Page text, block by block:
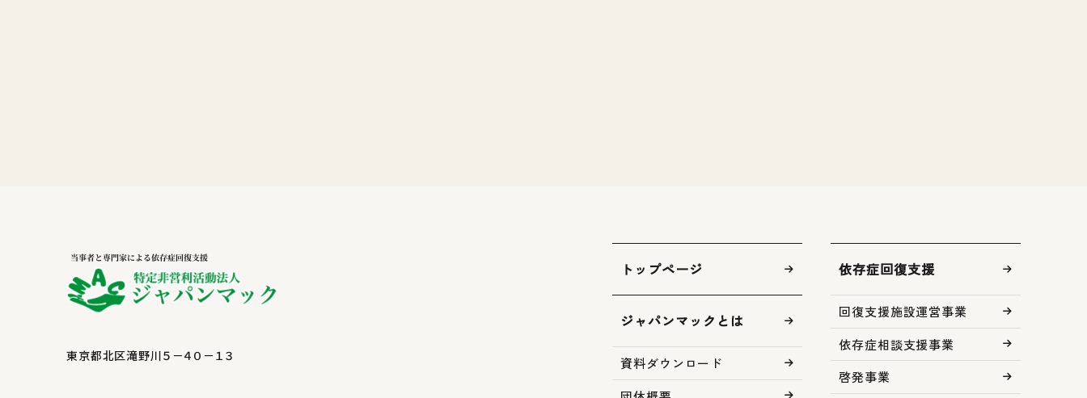
東京都北区滝野川５－４０－１３
トップページ
ジャパンマックとは
資料ダウンロード
依存症回復支援
回復支援施設運営事業
依存症相談支援事業
啓発事業